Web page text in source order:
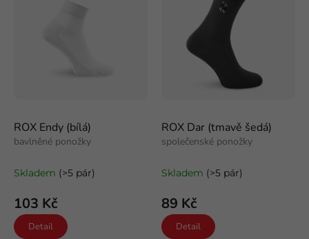
Nejprodávanější
t
ů
ROX Endy (bílá)
bavlněné ponožky
Skladem (>5 pár)
103 Kč
Detail
ROX Dar (tmavě šedá)
společenské ponožky
Skladem (>5 pár)
89 Kč
Detail